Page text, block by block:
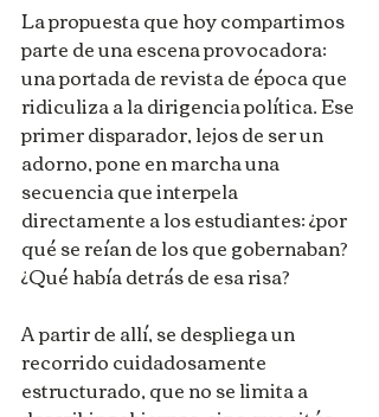
La propuesta que hoy compartimos
parte de una escena provocadora:
una portada de revista de época que
ridiculiza a la dirigencia política. Ese
primer disparador, lejos de ser un
adorno, pone en marcha una
secuencia que interpela
directamente a los estudiantes: ¿por
qué se reían de los que gobernaban?
¿Qué había detrás de esa risa?
A partir de allí, se despliega un
recorrido cuidadosamente
estructurado, que no se limita a